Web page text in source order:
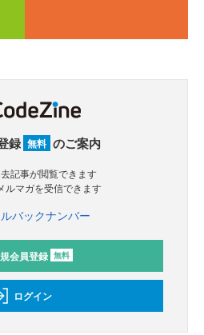
録 無料 のご案内
去記事が閲覧できます
ルマガを受信できます
ルバックナンバー
会員登録 無料
ログイン